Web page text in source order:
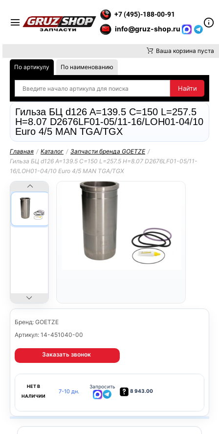
+7 (495)-188-00-91
info@gruz-shop.ru
Ваша корзина пуста
По артикулу По наименованию
Гильза БЦ d126 A=139.5 C=150 L=257.5
H=8.07 D2676LF01-05/11-16/LOH01-04/10
Euro 4/5 MAN TGA/TGX
Главная / Каталог / Запчасти бренда GOETZE /
Гильза БЦ d126 A=139.5 C=150 L=257.5 H=8.07 D2676LF01-05/11-
16/LOH01-04/10 Euro 4/5 MAN TGA/TGX
Бренд: GOETZE
Артикул: 14-451040-00
Заказать звонок
НЕТ В
НАЛИЧИИ
7-10 дн.
Запросить
8 943.00